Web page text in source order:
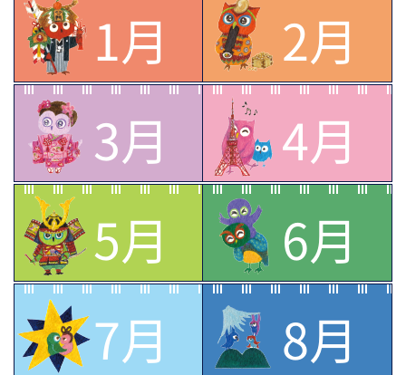
1月
2月
3月
4月
5月
6月
7月
8月